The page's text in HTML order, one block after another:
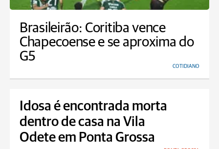
Brasileirão: Coritiba vence
Chapecoense e se aproxima do
G5
COTIDIANO
Idosa é encontrada morta
dentro de casa na Vila
Odete em Ponta Grossa